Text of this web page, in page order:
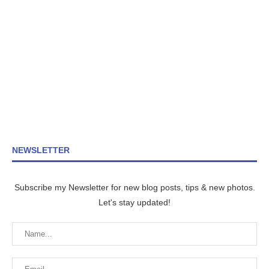
NEWSLETTER
Subscribe my Newsletter for new blog posts, tips & new photos.
Let's stay updated!